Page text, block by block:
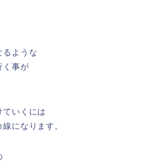
るような
く事が
ていくには
になります。